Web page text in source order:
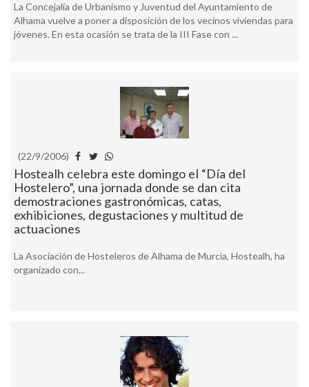
La Concejalía de Urbanismo y Juventud del Ayuntamiento de
Alhama vuelve a poner a disposición de los vecinos viviendas para
jóvenes. En esta ocasión se trata de la III Fase con ...
(22/9/2006)
Hostealh celebra este domingo el “Día del
Hostelero”, una jornada donde se dan cita
demostraciones gastronómicas, catas,
exhibiciones, degustaciones y multitud de
actuaciones
La Asociación de Hosteleros de Alhama de Murcia, Hostealh, ha
organizado con...